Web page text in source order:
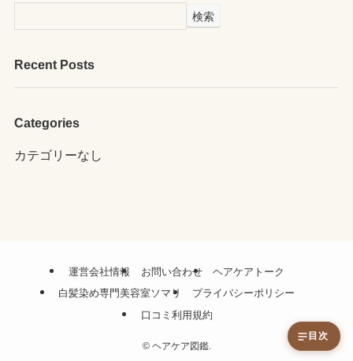
検索
Recent Posts
Categories
カテゴリーなし
運営会社情報 お問い合わせ
ヘアケアトーク
白髪染め専門美容室ソマリ
プライバシーポリシー
口コミ利用規約
©ヘアケア図鑑.
目次